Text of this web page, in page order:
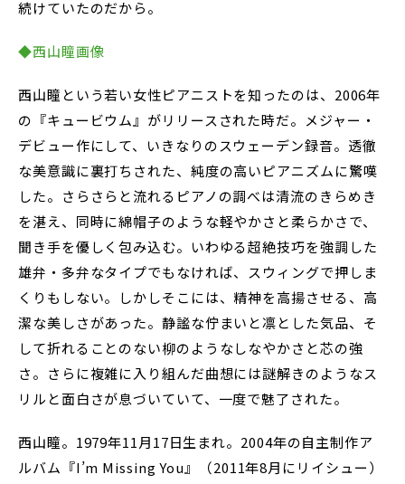
続けていたのだから。
◆西山瞳画像
西山瞳という若い女性ピアニストを知ったのは、2006年
の『キュービウム』がリリースされた時だ。メジャー・
デビュー作にして、いきなりのスウェーデン録音。透徹
な美意識に裏打ちされた、純度の高いピアニズムに驚嘆
した。さらさらと流れるピアノの調べは清流のきらめき
を湛え、同時に綿帽子のような軽やかさと柔らかさで、
聞き手を優しく包み込む。いわゆる超絶技巧を強調した
雄弁・多弁なタイプでもなければ、スウィングで押しま
くりもしない。しかしそこには、精神を高揚させる、高
潔な美しさがあった。静謐な佇まいと凛とした気品、そ
して折れることのない柳のようなしなやかさと芯の強
さ。さらに複雑に入り組んだ曲想には謎解きのようなス
リルと面白さが息づいていて、一度で魅了された。
西山瞳。1979年11月17日生まれ。2004年の自主制作ア
ルバム『I’m Missing You』（2011年8月にリイシュー）